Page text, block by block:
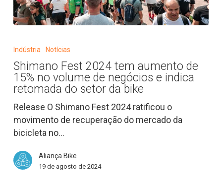
Fest
tem
aumento
de
15%
no
volume
negócios
Indústria Notícias
Shimano Fest 2024 tem aumento de
15% no volume de negócios e indica
retomada do setor da bike
Release O Shimano Fest 2024 ratificou o
movimento de recuperação do mercado da
bicicleta no…
Aliança Bike
19 de agosto de 2024